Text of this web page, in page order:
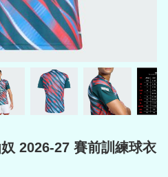
2026-27 賽前訓練球衣